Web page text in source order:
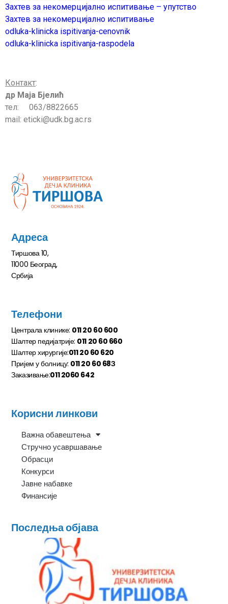
Захтев за некомерцијално испитивање – упутство
Захтев за некомерцијално испитивање
odluka-klinicka ispitivanja-cenovnik
odluka-klinicka ispitivanja-raspodela
Контакт:
др Маја Бјелић
тел: 063/8822665
mail: eticki@udk.bg.ac.rs
Адреса
Тиршова 10,
11000 Београд,
Србија
Телефони
Централа клинике: 011 20 60 600
Шалтер педијатрије: 011 20 60 660
Шалтер хирургије:011 20 60 620
Пријем у болницу: 011 20 60 68З
Заказивање:011 2060 642
Корисни линкови
Важна обавештења
Стручно усавршавање
Обрасци
Конкурси
Јавне набавке
Финансије
Последња објава